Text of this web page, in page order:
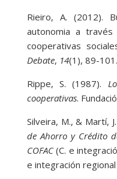
Rieiro, A. (2012).
autonomia a través
cooperativas
Debate, 14(1), 89-101.
Rippe, S. (1987).
cooperativas.
Silveira, M., & Martí,
de Ahorro y Crédito
COFAC(C. e
e integración regional